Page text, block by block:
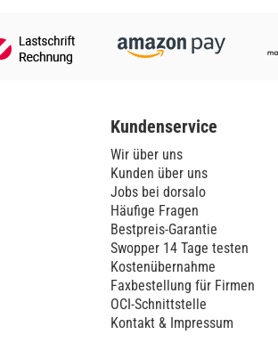
Kundenservice
Wir über uns
Kunden über uns
Jobs bei dorsalo
Häufige Fragen
Bestpreis-Garantie
Swopper 14 Tage testen
Kostenübernahme
Faxbestellung für Firmen
OCI-Schnittstelle
Kontakt & Impressum